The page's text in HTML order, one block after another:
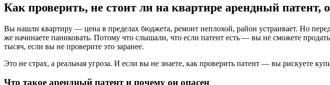
Как проверить, не стоит ли на квартире арендный
Вы нашли квартиру — цена в пределах бюджета, ремонт неплохой, район устраивает. Но
же начинаете паниковать. Потому что слышали, что если патент есть — вы не сможете
тысяч, если вы не проверите это заранее.
Это не страх, а реальная угроза. И если вы не знаете, как проверить патент — вы рискуете
Что такое арендный патент и почему он опасен